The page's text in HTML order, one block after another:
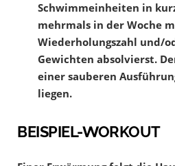
Schwimmeinheiten in
mehrmals in der Woche
Wiederholungszahl und/
Gewichten absolvierst.
einer sauberen
liegen.
BEISPIEL-WORKOUT